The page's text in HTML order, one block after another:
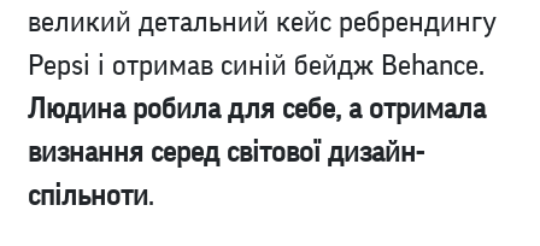
великий детальний кейс ребрендингу
Pepsi і отримав синій бейдж Behance.
Людина робила для себе, а отримала
визнання серед світової дизайн-
спільноти.